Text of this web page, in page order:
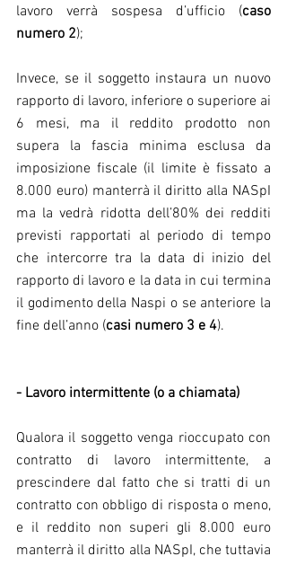
lavoro verrà sospesa d’ufficio (caso
numero 2);
Invece, se il soggetto instaura un nuovo
rapporto di lavoro, inferiore o superiore ai
6 mesi, ma il reddito prodotto non
supera la fascia minima esclusa da
imposizione fiscale (il limite è fissato a
8.000 euro) manterrà il diritto alla NASpI
ma la vedrà ridotta dell’80% dei redditi
previsti rapportati al periodo di tempo
che intercorre tra la data di inizio del
rapporto di lavoro e la data in cui termina
il godimento della Naspi o se anteriore la
fine dell’anno (casi numero 3 e 4).
- Lavoro intermittente (o a chiamata)
Qualora il soggetto venga rioccupato con
contratto di lavoro intermittente, a
prescindere dal fatto che si tratti di un
contratto con obbligo di risposta o meno,
e il reddito non superi gli 8.000 euro
manterrà il diritto alla NASpI, che tuttavia